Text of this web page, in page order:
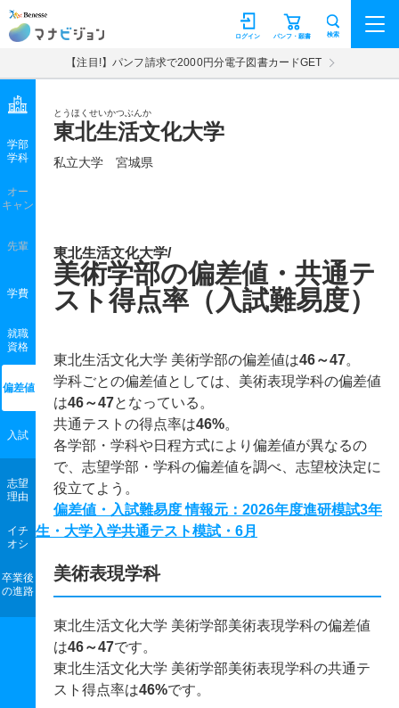
マナビジョン パンフ・願書
ログイン 検索
【注目!】パンフ請求で2000円分電子図書カードGET
とうほくせいかつぶんか
東北生活文化大学
私立大学 宮城県
学部
学科
オー
キャン
先輩
学費
就職
資格
偏差値
入試
志望
理由
イチ
オシ
卒業後
の進路
東北生活文化大学/
美術学部の偏差値・共通テ
スト得点率（入試難易度）
東北生活文化大学 美術学部の偏差値は46～47。
学科ごとの偏差値としては、美術表現学科の偏差値
は46～47となっている。
共通テストの得点率は46%。
各学部・学科や日程方式により偏差値が異なるの
で、志望学部・学科の偏差値を調べ、志望校決定に
役立てよう。
偏差値・入試難易度 情報元：2026年度進研模試3年
生・大学入学共通テスト模試・6月
美術表現学科
東北生活文化大学 美術学部美術表現学科の偏差値
は46～47です。
東北生活文化大学 美術学部美術表現学科の共通テ
スト得点率は46%です。